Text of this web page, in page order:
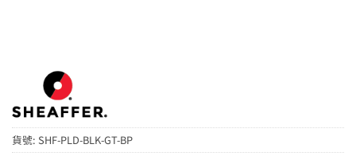
貨號: SHF-PLD-BLK-GT-BP